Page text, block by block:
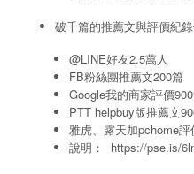
破千篇的推薦文與評價紀
@LINE好友2.5萬人
FB粉絲團推薦文200篇
Google我的商家評價
PTT helpbuy版推薦文
雅虎、露天加pchome評
說明： https://pse.is/